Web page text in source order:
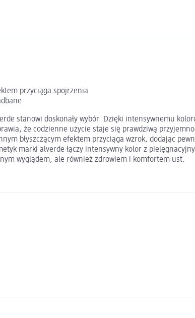
przyciąga spojrzenia
stanowi doskonały wybór. Dzięki intensywnemu
że codzienne użycie staje się prawdziwą
błyszczącym efektem przyciąga wzrok, dodając
marki alverde łączy intensywny kolor z
wyglądem, ale również zdrowiem i komfortem ust.